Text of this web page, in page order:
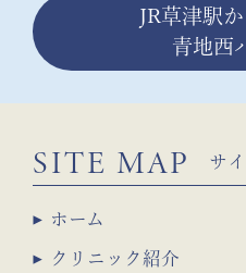
JR草津駅
青地西
SITE MAP サ
ホーム
クリニック紹介